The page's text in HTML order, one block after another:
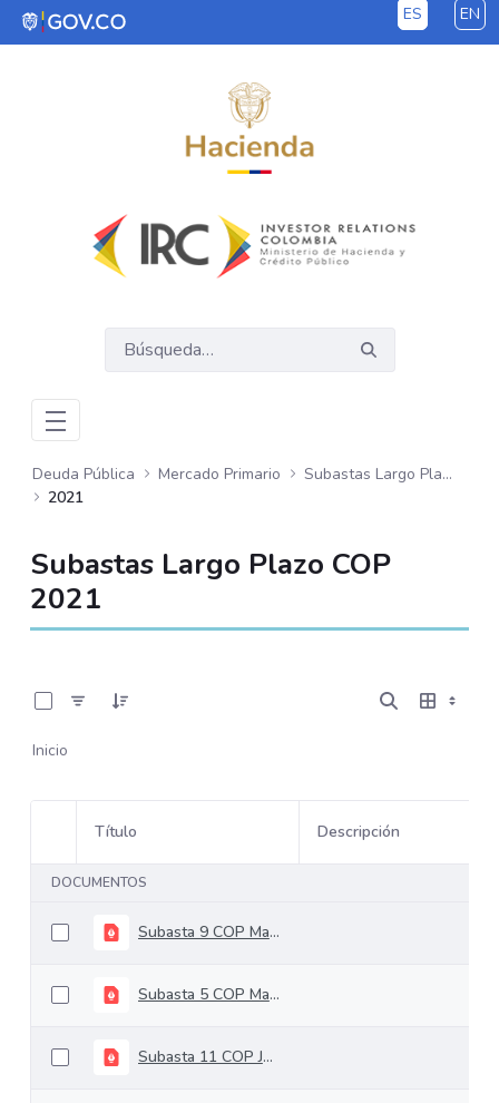
Saltar al contenido principal ES EN
Deuda Pública Mercado Primario
Subastas Largo Plazo - COP
2021
Subastas Largo Plazo COP
2021
Inicio
Selección del elemento
Título Descripción
DOCUMENTOS
Subasta 9 COP Mayo 12
Subasta 5 COP Marzo 10 de 2021
Subasta 11 COP Junio 09 de 2021